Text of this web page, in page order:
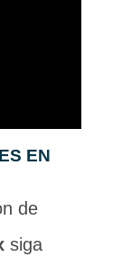
EN
de
siga